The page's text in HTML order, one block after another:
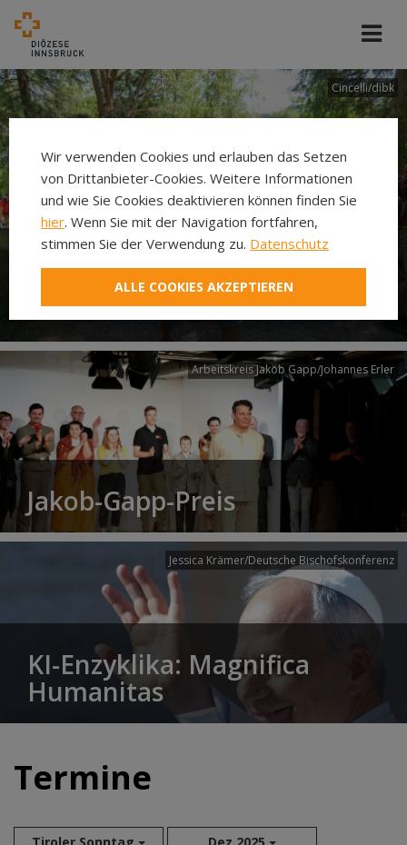
Cincelli/dibk
Neuer Pilgerweg Via
Laudato si’
Arbeitskreis Jakob Gapp/Johannes Erler
Jakob-Gapp-Preis
Jessica Krämer/Deutsche Bischofskonferenz
KI-Enzyklika: Magnifica
Humanitas
Termine
Wir verwenden Cookies und erlauben das Setzen
von Drittanbieter-Cookies. Weitere Informationen
und wie Sie Cookies deaktivieren können finden Sie
hier. Wenn Sie mit der Navigation fortfahren,
stimmen Sie der Verwendung zu. Datenschutz
ALLE COOKIES AKZEPTIEREN